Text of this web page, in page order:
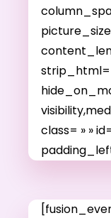
strip_html=
class= » »